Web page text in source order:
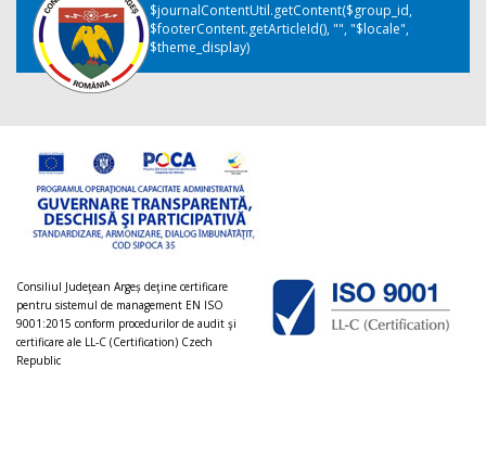
$journalContentUtil.getContent($group_id,
$footerContent.getArticleId(), "", "$locale",
$theme_display)
Consiliul Judeţean Argeș deţine certificare
pentru sistemul de management EN ISO
9001:2015 conform procedurilor de audit şi
certificare ale LL-C (Certification) Czech
Republic